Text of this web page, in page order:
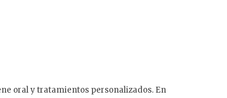
oral y tratamientos personalizados. En